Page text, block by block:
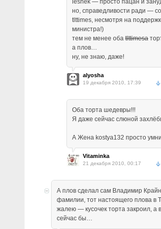
leshek — просто пацан и
но, справедливости ради —
tlttimes, несмотря на
министра!)
тем не менее оба tlttimesа
а плов…
ну, не знаю, даже!
alyosha
19 декабря 2010, 17:39
Оба торта шедевры!!!
Я даже сейчас слюной
А Жена kostya132 просто
Vitaminka
21 декабря 2010, 00:17
А плов сделал сам Владимир
фамилии, тот настоящего плова в
жалею — кусочек торта закроил, а
сейчас бы…